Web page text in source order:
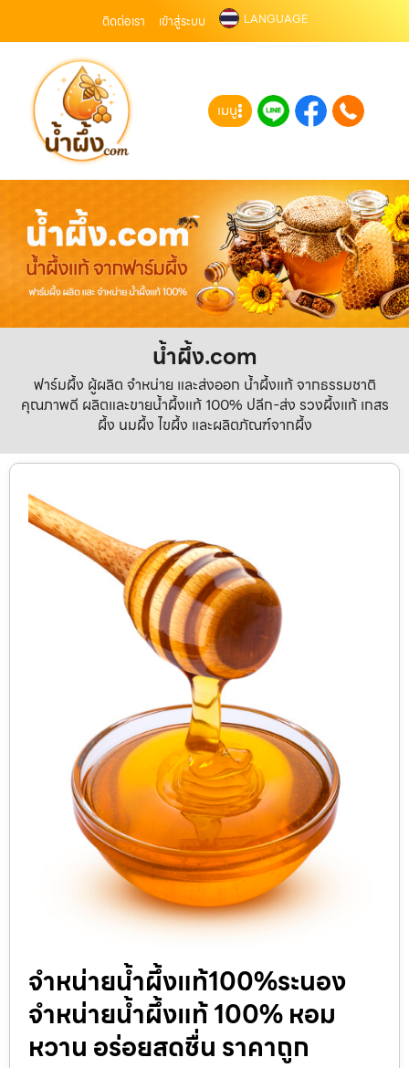
ติดต่อเรา เข้าสู่ระบบ LANGUAGE
เมนู
น้ำผึ้ง.com
ฟาร์มผึ้ง ผู้ผลิต จำหน่าย และส่งออก น้ำผึ้งแท้ จากธรรมชาติ
คุณภาพดี ผลิตและขายน้ำผึ้งแท้ 100% ปลีก-ส่ง รวงผึ้งแท้ เกสร
ผึ้ง นมผึ้ง ไขผึ้ง และผลิตภัณฑ์จากผึ้ง
จำหน่ายน้ำผึ้งแท้100%ระนอง
จำหน่ายน้ำผึ้งแท้ 100% หอม
หวาน อร่อยสดชื่น ราคาถูก